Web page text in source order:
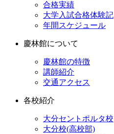
合格実績
大学入試合格体験記
年間スケジュール
慶林館について
慶林館の特徴
講師紹介
交通アクセス
各校紹介
大分セントポルタ校
大分校(高校部)